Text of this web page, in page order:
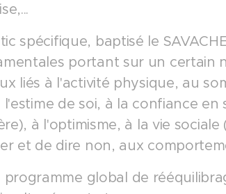
spécifique, baptisé le
portant sur un certain
liés à l'activité physique, au
de soi, à la confiance
à l'optimisme, à la vie sociale
et de dire non, aux
programme global de